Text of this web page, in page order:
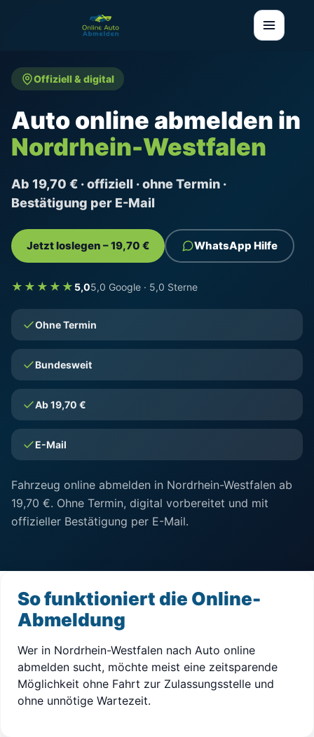
Offiziell & digital
Auto online abmelden in
Nordrhein-Westfalen
Ab 19,70 € · offiziell · ohne Termin ·
Bestätigung per E-Mail
Jetzt loslegen – 19,70 € WhatsApp Hilfe
★★★★★ 5,05,0 Google · 5,0 Sterne
Ohne Termin
Bundesweit
Ab 19,70 €
E-Mail
Fahrzeug online abmelden in Nordrhein-Westfalen ab
19,70 €. Ohne Termin, digital vorbereitet und mit
offizieller Bestätigung per E-Mail.
So funktioniert die Online-
Abmeldung
Wer in Nordrhein-Westfalen nach Auto online
abmelden sucht, möchte meist eine zeitsparende
Möglichkeit ohne Fahrt zur Zulassungsstelle und
ohne unnötige Wartezeit.